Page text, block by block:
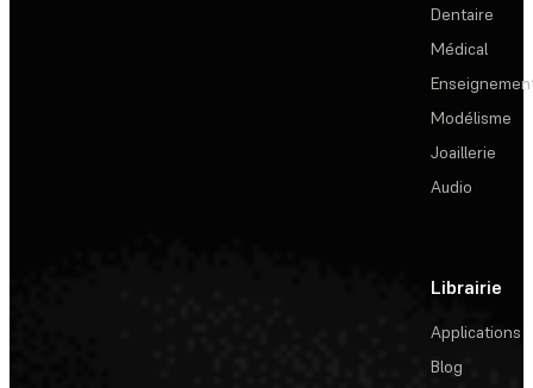
Dentaire
Médical
Modélisme
Joaillerie
Audio
Librairie
Applications
Blog